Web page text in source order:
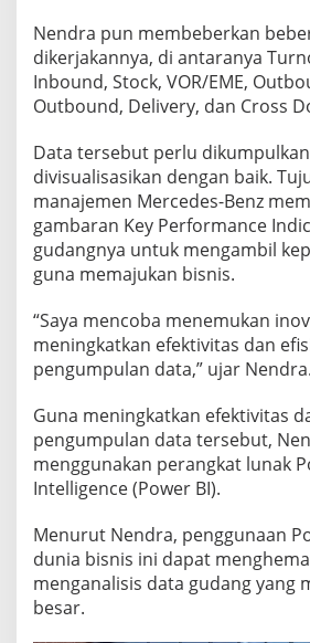
Nendra pun membeberkan
dikerjakannya, di antaranya
Inbound, Stock, VOR/EME,
Outbound, Delivery, dan Cross
Data tersebut perlu
divisualisasikan dengan baik.
manajemen Mercedes-Benz
gambaran Key Performance
gudangnya untuk mengambil
guna memajukan bisnis.
“Saya mencoba menemukan
meningkatkan efektivitas dan
pengumpulan data,” ujar Nendra.
Guna meningkatkan efektivitas
pengumpulan data tersebut,
menggunakan perangkat lunak
Intelligence (Power BI).
Menurut Nendra, penggunaan
dunia bisnis ini dapat
menganalisis data gudang yang
besar.